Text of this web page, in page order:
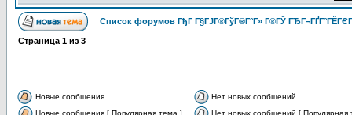
Список форумов ГђГ Г§ГЈГ®ГўГ®Г°Г» Г®ГЎ
Страница 1 из 3
Новые сообщения
Нет новых сообщений
Новые сообщения [ Популярная тема ]
Нет новых сообщений [ Популярная